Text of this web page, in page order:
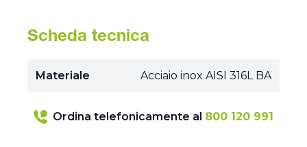
Scheda tecnica
Materiale Acciaio inox AISI 316L BA
Ordina telefonicamente al 800 120 991